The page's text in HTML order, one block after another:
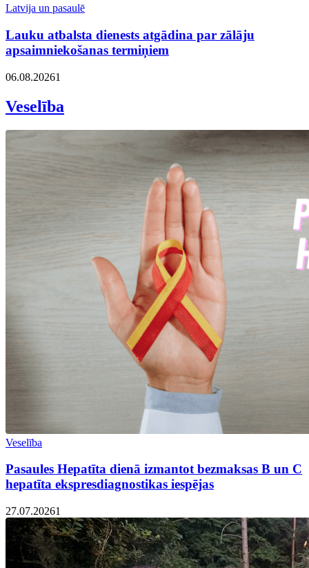
Latvija un pasaulē
Lauku atbalsta dienests atgādina par zālāju
apsaimniekošanas termiņiem
06.08.20261
Veselība
Veselība
Pasaules Hepatīta dienā izmantot bezmaksas B un C
hepatīta ekspresdiagnostikas iespējas
27.07.20261